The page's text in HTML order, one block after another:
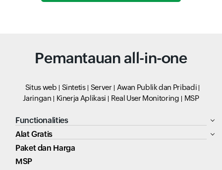
Pemantauan all-in-one
Situs web Sintetis Server
Awan Publik dan Pribadi
Jaringan
Kinerja Aplikasi Real User Monitoring MSP
Functionalities
Alat Gratis
Paket dan Harga
MSP